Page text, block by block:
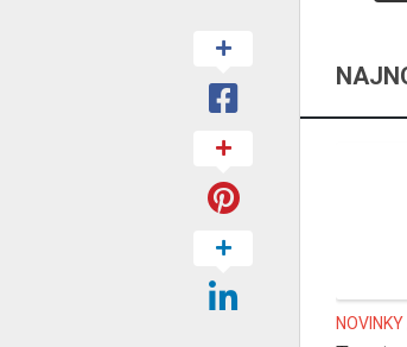
NOVINKY